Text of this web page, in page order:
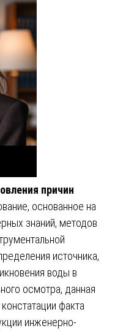
причин
основанное на
знаний, методов
источника,
воды в
осмотра, данная
факта
инженерно-